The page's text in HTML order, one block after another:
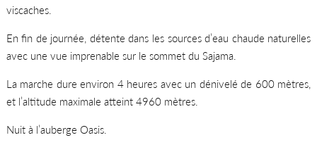
viscaches.
En fin de journée, détente dans les sources d’eau chaude naturelles
avec une vue imprenable sur le sommet du Sajama.
La marche dure environ 4 heures avec un dénivelé de 600 mètres,
et l’altitude maximale atteint 4960 mètres.
Nuit à l’auberge Oasis.